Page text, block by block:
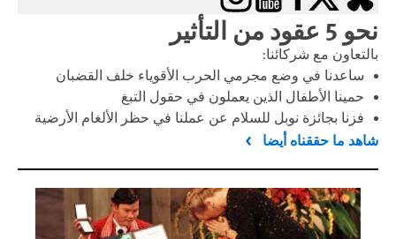
نحو 5 عقود من التأثير
بالتعاون مع شركائنا:
ساعدنا في وضع مجرمي الحرب الأقوياء خلف القضبان
حمينا الأطفال الذين يعملون في حقول التبغ
فزنا بجائزة نوبل للسلام عن عملنا في حظر الألغام الأرضية
شاهد ما حققناه أيضا